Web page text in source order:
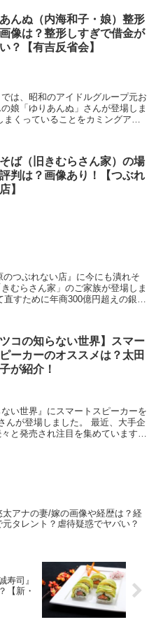
んぬ（内海和子・娘）整形
像は？整形しすぎで借金が
？【有吉反省会】
は、昭和のアイドルグループ元お
娘「ゆりあんぬ」さんが登場しま
ば（旧きむらさん家）の場
判は？画像あり！【つぶれ
】
つぶれない店』に今にも潰れそ
むらさん家」のご家族が登場しま
ツコの知らない世界】スマー
ピーカーのオススメは？太田
が紹介！
い世界』にスマートスピーカーを
しました。 最近、大手企
と発売され注目を集めています
太アナの妻/嫁の画像や経歴は？経
元タレント？虐待疑惑でヤバい？
寿司』
【新・